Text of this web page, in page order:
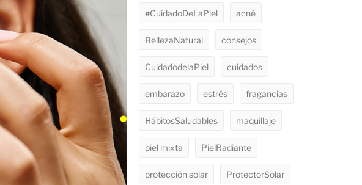
#CuidadoDeLaPiel acné
BellezaNatural consejos
CuidadodelaPiel cuidados
embarazo estrés fragancias
HábitosSaludables maquillaje
piel mixta PielRadiante
protección solar ProtectorSolar